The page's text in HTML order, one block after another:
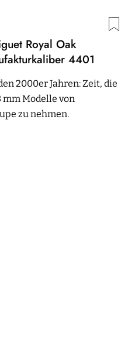
Royal Oak
4401
2000er Jahren: Zeit, die
mm Modelle von
zu nehmen.